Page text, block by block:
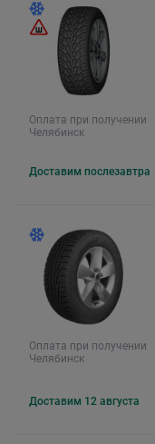
Оплата при получении
Челябинск
Доставим послезавтра
Оплата при получении
Челябинск
Доставим 12 августа